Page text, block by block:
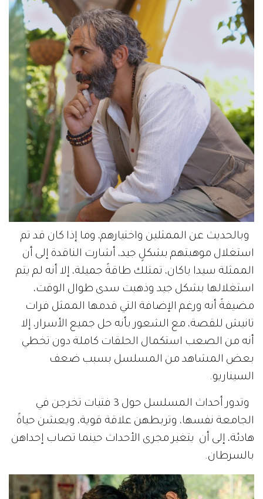
وبالحديث عن الممثلين واختيارهم، وما إذا كان قد تم
استغلال موهبتهم بشكلٍ جيد، أشارت الناقدة إلى أن
الممثلة سيدا باكان، تمتلك طاقةً جميلة، إلا أنه لم يتم
استغلالها بشكل جيد وذهبت سدى طوال الوقت،
مضيفةً أنه ورغم الإضافة التي قدمها الممثل فرات
تانيش للقصة، مع الشعور بأنه حل جميع الأسرار، إلا
أنه من الصعب استكمال الحلقات كاملة دون تخطي
بعض المشاهد من المسلسل بسبب ضعف
السيناريو.
وتدور أحداث المسلسل حول 3 فتيات تخرجن في
الجامعة نفسها، وتربطهن علاقة قوية، ويعشن حياةً
هادئة، إلى أن يتغير مجرى الأحداث حينما تصاب إحداهن
بالسرطان.